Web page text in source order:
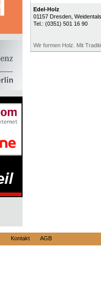
Edel-Holz
01157 Dresden,
Tel.: (0351) 501 16 90
Wir formen Holz. Mit
Kontakt AGB